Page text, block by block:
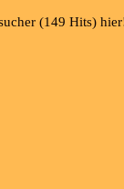
(149 Hits)